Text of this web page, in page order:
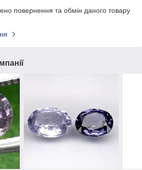
повернення та обмін даного товару